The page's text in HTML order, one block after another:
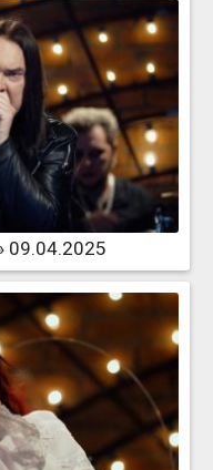
09.04.2025